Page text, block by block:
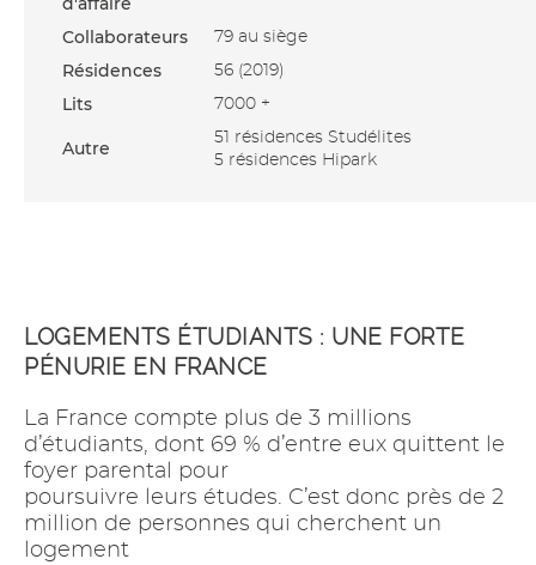
Collaborateurs 79 au siège
Résidences 56 (2019)
Lits 7000 +
Autre
51 résidences Studélites
5 résidences Hipark
LOGEMENTS ÉTUDIANTS : UNE FORTE
PÉNURIE EN FRANCE
La France compte plus de 3 millions
d’étudiants, dont 69 % d’entre eux quittent le
foyer parental pour
poursuivre leurs études. C’est donc près de 2
million de personnes qui cherchent un
logement